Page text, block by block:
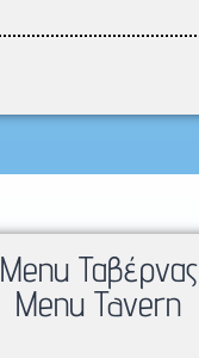
Menu Ταβέρνας
Menu Tavern